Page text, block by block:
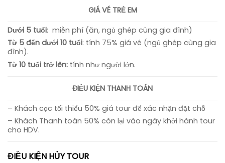
GIÁ VÉ TRẺ EM
Dưới 5 tuổi: miễn phí (ăn, ngủ ghép cùng gia đình)
Từ 5 đến dưới 10 tuổi: tính 75% giá vé (ngủ ghép cùng gia
đình).
Từ 10 tuổi trở lên: tính như người lớn.
ĐIỀU KIỆN THANH TOÁN
– Khách cọc tối thiểu 50% giá tour để xác nhận đặt chỗ
– Khách Thanh toán 50% còn lại vào ngày khởi hành tour
cho HDV.
ĐIỀU KIỆN HỦY TOUR